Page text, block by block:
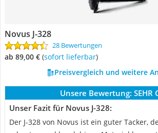
Novus J-328
28 Bewertungen
ab 89,00 € ( Sofort lieferbar)
Preisvergleich und weitere
Unsere Bewertung: SEHR
Unser Fazit für Novus J-328:
Der J-328 von Novus ist ein guter Tacker,